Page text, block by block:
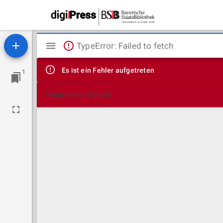
1
Mirador
Viewer
TypeError: Failed to fetch
Es ist ein Fehler aufgetreten
Technische Details